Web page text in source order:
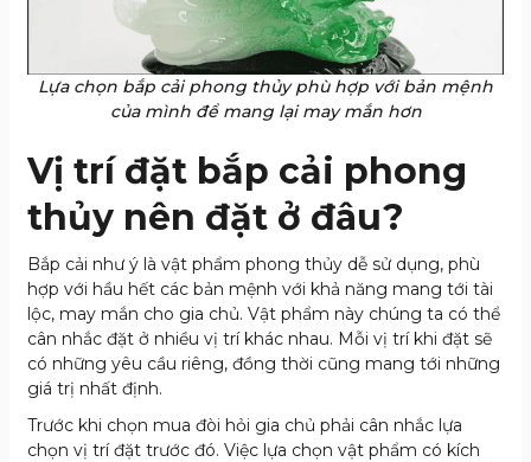
Lựa chọn bắp cải phong thủy phù hợp với bản mệnh
của mình để mang lại may mắn hơn
Vị trí đặt bắp cải phong
thủy nên đặt ở đâu?
Bắp cải như ý là vật phẩm phong thủy dễ sử dụng, phù
hợp với hầu hết các bản mệnh với khả năng mang tới tài
lộc, may mắn cho gia chủ. Vật phẩm này chúng ta có thể
cân nhắc đặt ở nhiều vị trí khác nhau. Mỗi vị trí khi đặt sẽ
có những yêu cầu riêng, đồng thời cũng mang tới những
giá trị nhất định.
Trước khi chọn mua đòi hỏi gia chủ phải cân nhắc lựa
chọn vị trí đặt trước đó. Việc lựa chọn vật phẩm có kích